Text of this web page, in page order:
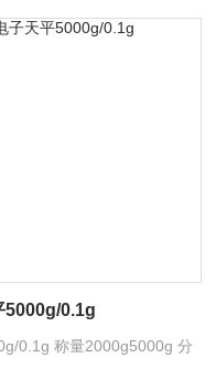
5000g/0.1g
0.1g 称量2000g5000g 分